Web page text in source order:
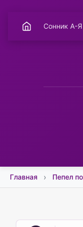
Сонник А-Я
Главная Пепел